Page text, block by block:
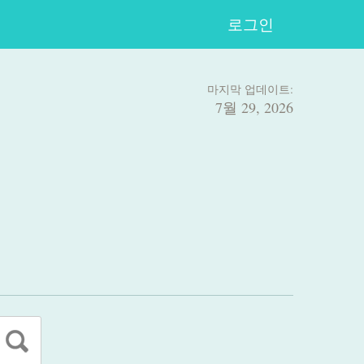
로그인
마지막 업데이트:
7월 29, 2026